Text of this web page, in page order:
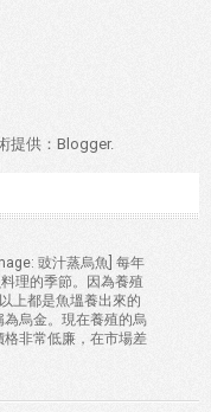
提供： Blogger.
豉汁蒸烏魚] 每年
理的季節。因為養殖
上都是魚塭養出來的
烏金。現在養殖的烏
非常低廉，在市場差